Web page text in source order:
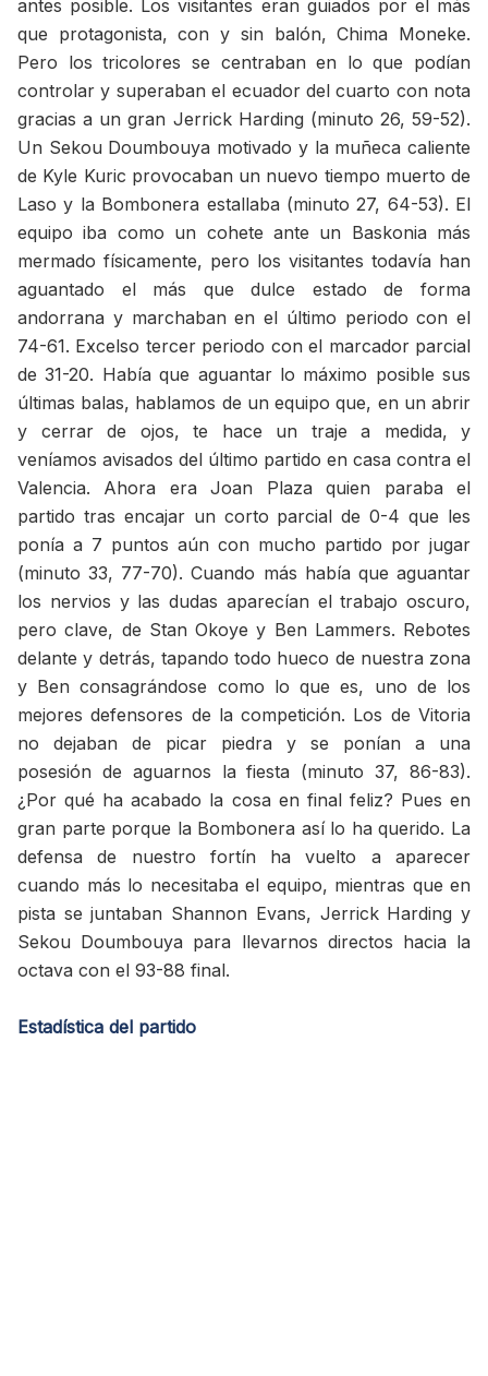
antes posible. Los visitantes eran guiados por el más
que protagonista, con y sin balón, Chima Moneke.
Pero los tricolores se centraban en lo que podían
controlar y superaban el ecuador del cuarto con nota
gracias a un gran Jerrick Harding (minuto 26, 59-52).
Un Sekou Doumbouya motivado y la muñeca caliente
de Kyle Kuric provocaban un nuevo tiempo muerto de
Laso y la Bombonera estallaba (minuto 27, 64-53). El
equipo iba como un cohete ante un Baskonia más
mermado físicamente, pero los visitantes todavía han
aguantado el más que dulce estado de forma
andorrana y marchaban en el último periodo con el
74-61. Excelso tercer periodo con el marcador parcial
de 31-20. Había que aguantar lo máximo posible sus
últimas balas, hablamos de un equipo que, en un abrir
y cerrar de ojos, te hace un traje a medida, y
veníamos avisados del último partido en casa contra el
Valencia. Ahora era Joan Plaza quien paraba el
partido tras encajar un corto parcial de 0-4 que les
ponía a 7 puntos aún con mucho partido por jugar
(minuto 33, 77-70). Cuando más había que aguantar
los nervios y las dudas aparecían el trabajo oscuro,
pero clave, de Stan Okoye y Ben Lammers. Rebotes
delante y detrás, tapando todo hueco de nuestra zona
y Ben consagrándose como lo que es, uno de los
mejores defensores de la competición. Los de Vitoria
no dejaban de picar piedra y se ponían a una
posesión de aguarnos la fiesta (minuto 37, 86-83).
¿Por qué ha acabado la cosa en final feliz? Pues en
gran parte porque la Bombonera así lo ha querido. La
defensa de nuestro fortín ha vuelto a aparecer
cuando más lo necesitaba el equipo, mientras que en
pista se juntaban Shannon Evans, Jerrick Harding y
Sekou Doumbouya para llevarnos directos hacia la
octava con el 93-88 final.
Estadística del partido